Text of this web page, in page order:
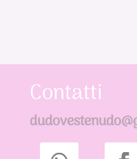
Contatti